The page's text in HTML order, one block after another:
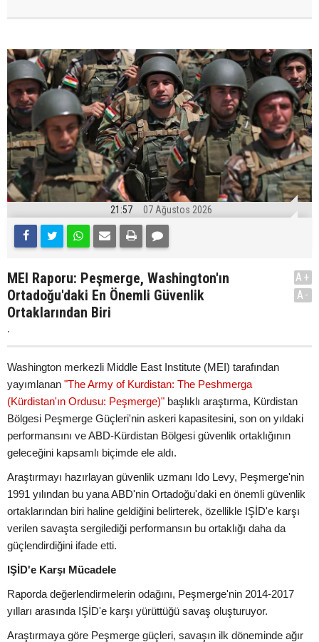
21:57 07 Ağustos 2026
MEI Raporu: Peşmerge, Washington'ın
Ortadoğu'daki En Önemli Güvenlik
Ortaklarından Biri
.
A+
A-
Washington merkezli Middle East Institute (MEI) tarafından
yayımlanan "The Army of Kurdistan: The Peshmerga
(Kürdistan'ın Ordusu: Peşmerge)" başlıklı araştırma, Kürdistan
Bölgesi Peşmerge Güçleri'nin askeri kapasitesini, son on yıldaki
performansını ve ABD-Kürdistan Bölgesi güvenlik ortaklığının
geleceğini kapsamlı biçimde ele aldı.
Araştırmayı hazırlayan güvenlik uzmanı Ido Levy, Peşmerge'nin
1991 yılından bu yana ABD'nin Ortadoğu'daki en önemli güvenlik
ortaklarından biri haline geldiğini belirterek, özellikle IŞİD'e karşı
verilen savaşta sergilediği performansın bu ortaklığı daha da
güçlendirdiğini ifade etti.
IŞİD'e Karşı Mücadele
Raporda değerlendirmelerin odağını, Peşmerge'nin 2014-2017
yılları arasında IŞİD'e karşı yürüttüğü savaş oluşturuyor.
Araştırmaya göre Peşmerge güçleri, savaşın ilk döneminde ağır